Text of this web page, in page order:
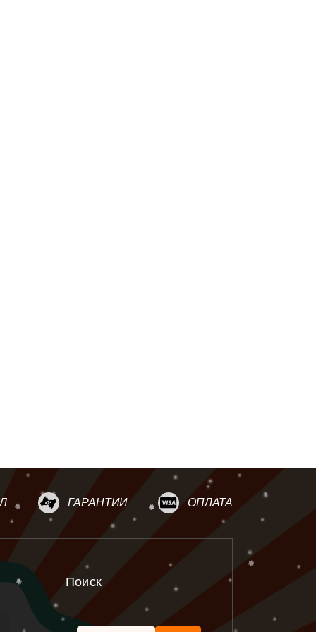
ГАРАНТИИ ОПЛАТА
Поиск